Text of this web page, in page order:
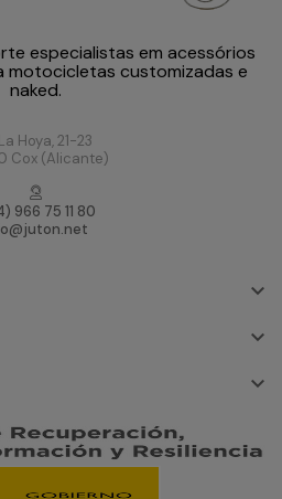
especialistas em acessórios
motocicletas customizadas e
naked.
Hoya, 21-23
Cox (Alicante)
966 75 11 80


